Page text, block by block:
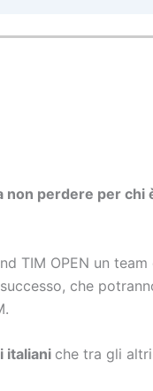
non perdere per chi
TIM OPEN un
che
italiani che tra gli